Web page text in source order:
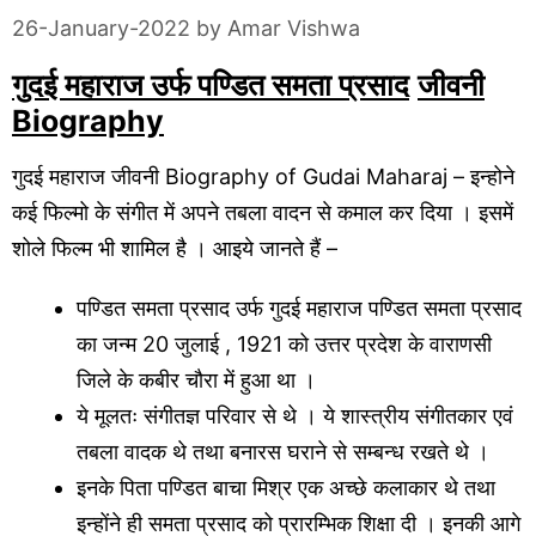
26-January-2022 by Amar Vishwa
गुदई महाराज उर्फ पण्डित समता प्रसाद जीवनी
Biography
गुदई महाराज जीवनी Biography of Gudai Maharaj – इन्होने
कई फिल्मो के संगीत में अपने तबला वादन से कमाल कर दिया । इसमें
शोले फिल्म भी शामिल है । आइये जानते हैं –
पण्डित समता प्रसाद उर्फ गुदई महाराज पण्डित समता प्रसाद
का जन्म 20 जुलाई , 1921 को उत्तर प्रदेश के वाराणसी
जिले के कबीर चौरा में हुआ था ।
ये मूलतः संगीतज्ञ परिवार से थे । ये शास्त्रीय संगीतकार एवं
तबला वादक थे तथा बनारस घराने से सम्बन्ध रखते थे ।
इनके पिता पण्डित बाचा मिश्र एक अच्छे कलाकार थे तथा
इन्होंने ही समता प्रसाद को प्रारम्भिक शिक्षा दी । इनकी आगे